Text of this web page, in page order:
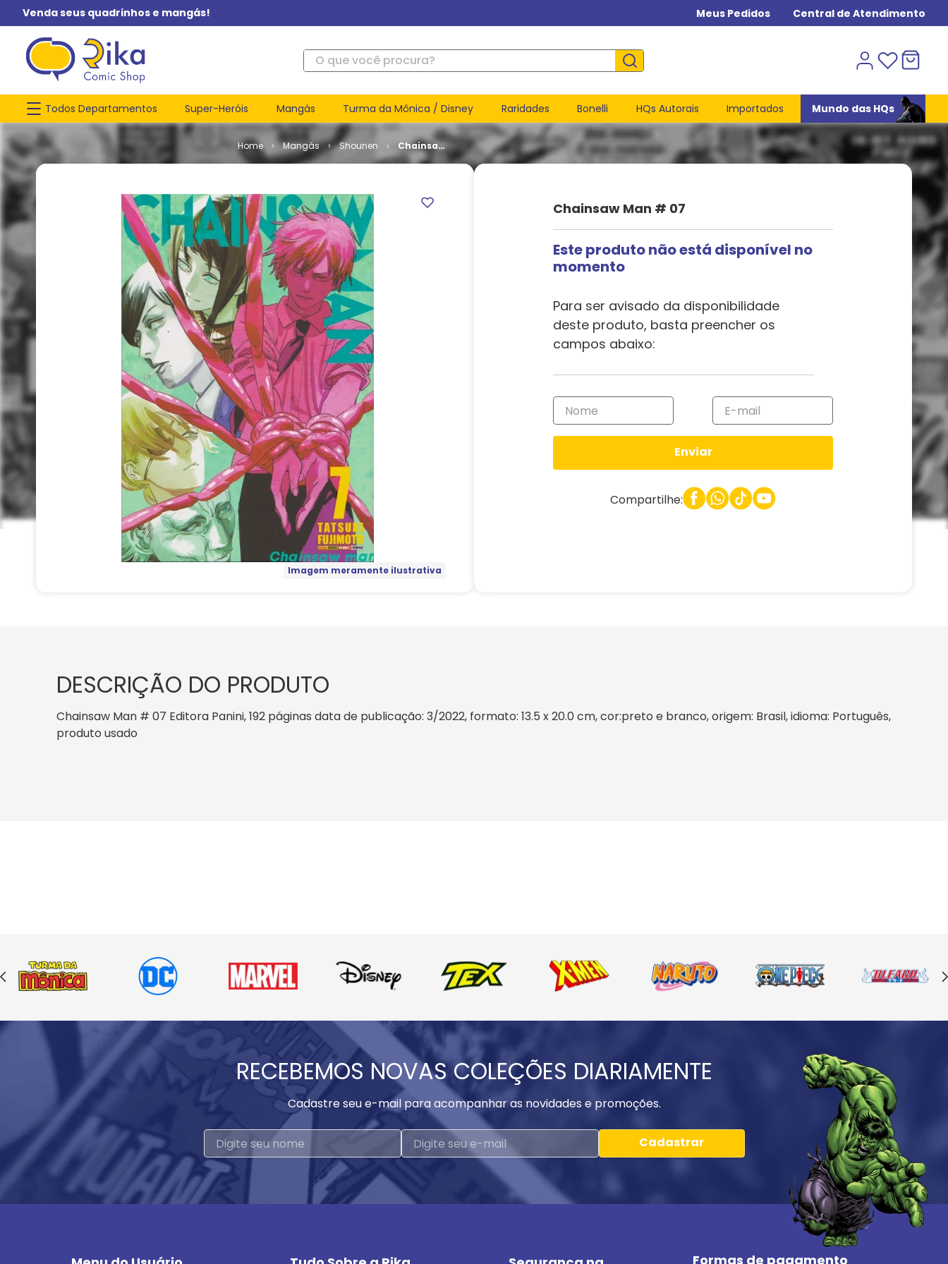
Venda seus quadrinhos e mangás! Meus Pedidos Central de Atendimento
O que você procura?
Todos Departamentos Super-Heróis Mangás Turma da Mônica / Disney Raridades Bonelli HQs Autorais Importados Mundo das HQs
Mangás Shounen
Chainsaw
Man # 07
Imagem meramente ilustrativa
Chainsaw Man # 07
Este produto não está disponível no
momento
Para ser avisado da disponibilidade
deste produto, basta preencher os
campos abaixo:
Enviar
Compartilhe:
DESCRIÇÃO DO PRODUTO
Chainsaw Man # 07 Editora Panini, 192 páginas data de publicação: 3/2022, formato: 13.5 x 20.0 cm, cor:preto e branco, origem: Brasil, idioma: Português,
produto usado
RECEBEMOS NOVAS COLEÇÕES DIARIAMENTE
Cadastre seu e-mail para acompanhar as novidades e promoções.
Cadastrar
Formas de pagamento